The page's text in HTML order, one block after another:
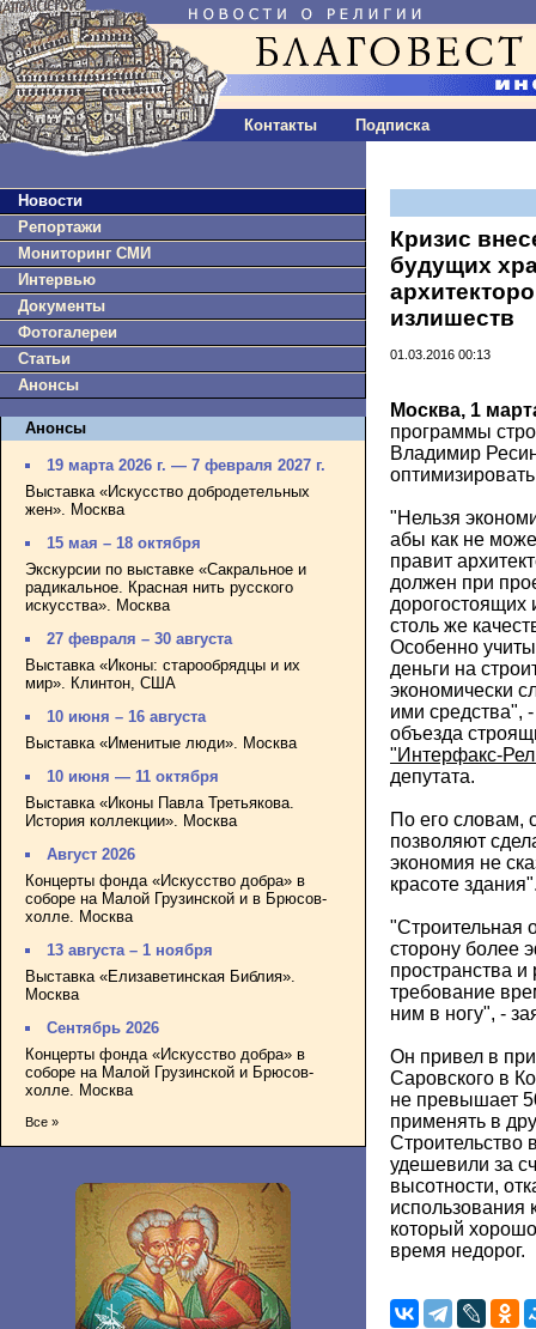
Контакты Подписка
Новости
Репортажи
Мониторинг СМИ
Интервью
Документы
Фотогалереи
Статьи
Анонсы
Анонсы
19 марта 2026 г. — 7 февраля 2027 г.
Выставка «Искусство добродетельных
жен». Москва
15 мая – 18 октября
Экскурсии по выставке «Сакральное и
радикальное. Красная нить русского
искусства». Москва
27 февраля – 30 августа
Выставка «Иконы: старообрядцы и их
мир». Клинтон, США
10 июня – 16 августа
Выставка «Именитые люди». Москва
10 июня — 11 октября
Выставка «Иконы Павла Третьякова.
История коллекции». Москва
Август 2026
Концерты фонда «Искусство добра» в
соборе на Малой Грузинской и в Брюсов-
холле. Москва
13 августа – 1 ноября
Выставка «Елизаветинская Библия».
Москва
Сентябрь 2026
Концерты фонда «Искусство добра» в
соборе на Малой Грузинской и Брюсов-
холле. Москва
Все »
Кризис
будущих
излишеств
01.03.2016 00:13
Москва, 1
программы
Владимир
"Нельзя
абы как не
правит
должен при
дорогостоящих
столь же
Особенно
деньги на
экономически
ими средства",
объезда
"Интерфакс-
депутата.
По его словам,
позволяют
экономия не
красоте
"Строительная
сторону более
пространства и
требование
ним в ногу", -
Он привел в
Саровского в
не превышает
применять в
Строительство
удешевили за
высотности,
использования
который
время недорог.